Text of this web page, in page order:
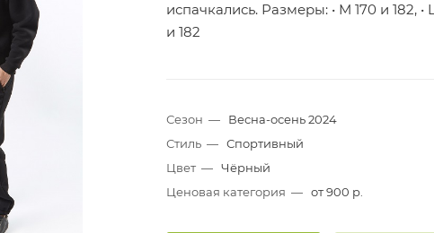
испачкались. Размеры: • М 170 и 182, •
и 182
Сезон —
Весна-осень 2024
Стиль — Спортивный
Цвет — Чёрный
Ценовая категория — от 900 р.